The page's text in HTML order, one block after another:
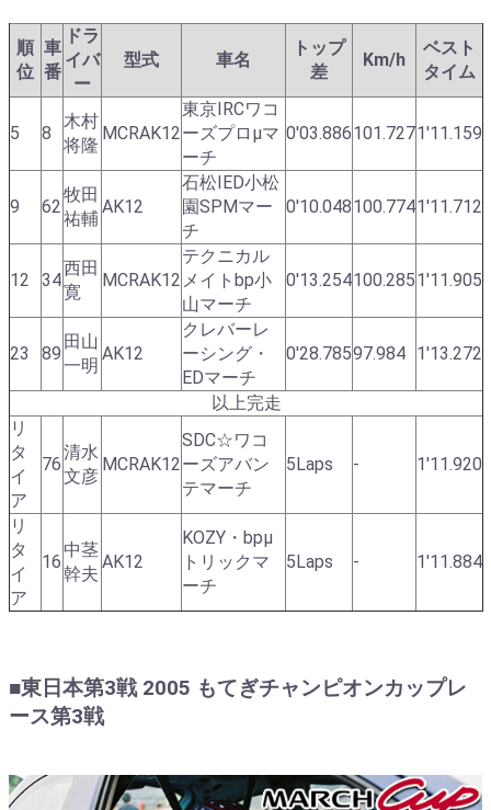
順
位
車
番
ドラ
イバ
ー
型式 車名
トップ
差
Km/h
ベスト
タイム
5 8
木村
将隆
MCRAK12
東京IRCワコ
ーズプロμマ
ーチ
0'03.886101.7271'11.159
9 62
牧田
祐輔
AK12
石松IED小松
園SPMマー
チ
0'10.048100.7741'11.712
12 34
西田
寛
MCRAK12
テクニカル
メイトbp小
山マーチ
0'13.254100.2851'11.905
23 89
田山
一明
AK12
クレバーレ
ーシング・
EDマーチ
0'28.78597.984 1'13.272
以上完走
リ
タ
イ
ア
76
清水
文彦
MCRAK12
SDC☆ワコ
ーズアバン
テマーチ
5Laps - 1'11.920
リ
タ
イ
ア
16
中茎
幹夫
AK12
KOZY・bpμ
トリックマ
ーチ
5Laps - 1'11.884
■東日本第3戦 2005 もてぎチャンピオンカップレ
ース第3戦